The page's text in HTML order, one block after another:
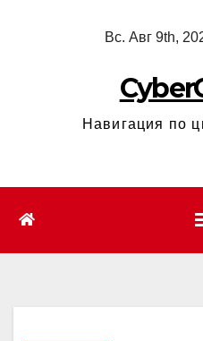
Вс. Авг 9th,
Навигация по